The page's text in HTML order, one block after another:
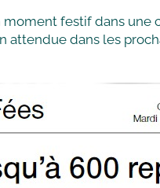
festif dans
dans les